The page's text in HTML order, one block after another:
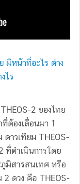
มีหน้าที่อะไร ต่าง
ไร
2 ของไทย
ต้องเลื่อนมา 1
าวเทียม THEOS-
ที่ดำเนินการโดย
มิสารสนเทศ หรือ
2 ดวง คือ THEOS-